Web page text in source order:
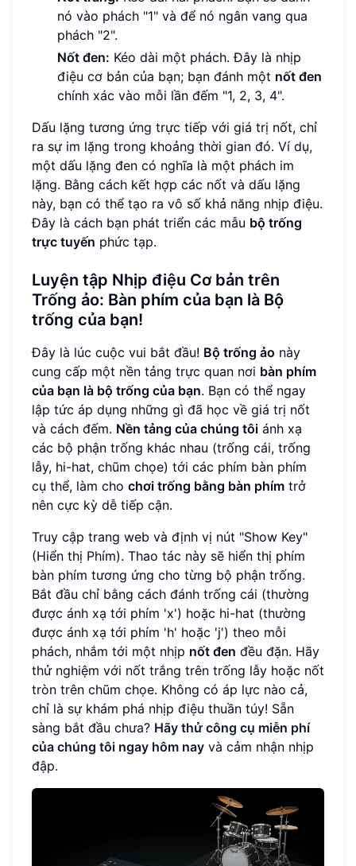
nó vào phách "1" và để nó ngân vang qua
phách "2".
Nốt đen: Kéo dài một phách. Đây là nhịp
điệu cơ bản của bạn; bạn đánh một nốt đen
chính xác vào mỗi lần đếm "1, 2, 3, 4".
Dấu lặng tương ứng trực tiếp với giá trị nốt, chỉ
ra sự im lặng trong khoảng thời gian đó. Ví dụ,
một dấu lặng đen có nghĩa là một phách im
lặng. Bằng cách kết hợp các nốt và dấu lặng
này, bạn có thể tạo ra vô số khả năng nhịp điệu.
Đây là cách bạn phát triển các mẫu bộ trống
trực tuyến phức tạp.
Luyện tập Nhịp điệu Cơ bản trên
Trống ảo: Bàn phím của bạn là Bộ
trống của bạn!
Đây là lúc cuộc vui bắt đầu! Bộ trống ảo này
cung cấp một nền tảng trực quan nơi bàn phím
của bạn là bộ trống của bạn. Bạn có thể ngay
lập tức áp dụng những gì đã học về giá trị nốt
và cách đếm. Nền tảng của chúng tôi ánh xạ
các bộ phận trống khác nhau (trống cái, trống
lẫy, hi-hat, chũm chọe) tới các phím bàn phím
cụ thể, làm cho chơi trống bằng bàn phím trở
nên cực kỳ dễ tiếp cận.
Truy cập trang web và định vị nút "Show Key"
(Hiển thị Phím). Thao tác này sẽ hiển thị phím
bàn phím tương ứng cho từng bộ phận trống.
Bắt đầu chỉ bằng cách đánh trống cái (thường
được ánh xạ tới phím 'x') hoặc hi-hat (thường
được ánh xạ tới phím 'h' hoặc 'j') theo mỗi
phách, nhắm tới một nhịp nốt đen đều đặn. Hãy
thử nghiệm với nốt trắng trên trống lẫy hoặc nốt
tròn trên chũm chọe. Không có áp lực nào cả,
chỉ là sự khám phá nhịp điệu thuần túy! Sẵn
sàng bắt đầu chưa? Hãy thử công cụ miễn phí
của chúng tôi ngay hôm nay và cảm nhận nhịp
đập.